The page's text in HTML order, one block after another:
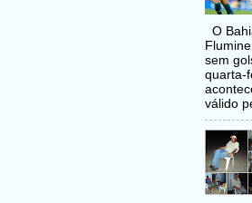
O
sem
quarta-
válido